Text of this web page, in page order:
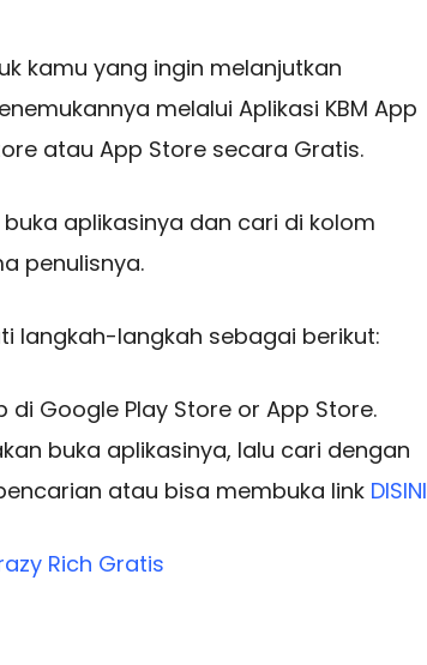
kamu yang ingin melanjutkan
melalui Aplikasi KBM App
atau App Store secara Gratis.
aplikasinya dan cari di kolom
penulisnya.
langkah-langkah sebagai berikut:
di Google Play Store or App Store.
buka aplikasinya, lalu cari dengan
atau bisa membuka link DISINI
Rich Gratis